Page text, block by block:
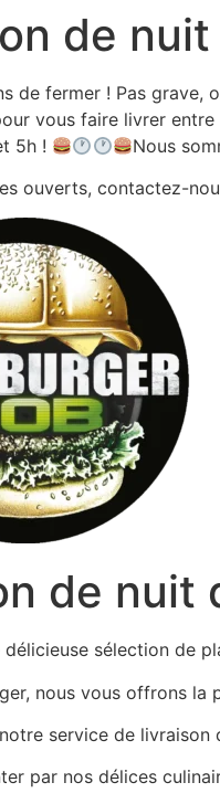
de
de fermer ! Pas grave,
vous faire livrer entre
5h !
Nous
ouverts, contactez-
de nuit
sélection de
nous vous offrons
service de
par nos délices